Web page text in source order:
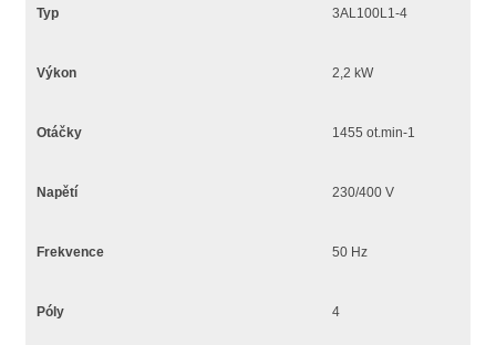
Typ 3AL100L1-4
Výkon 2,2 kW
Otáčky 1455 ot.min-1
Napětí 230/400 V
Frekvence 50 Hz
Póly 4